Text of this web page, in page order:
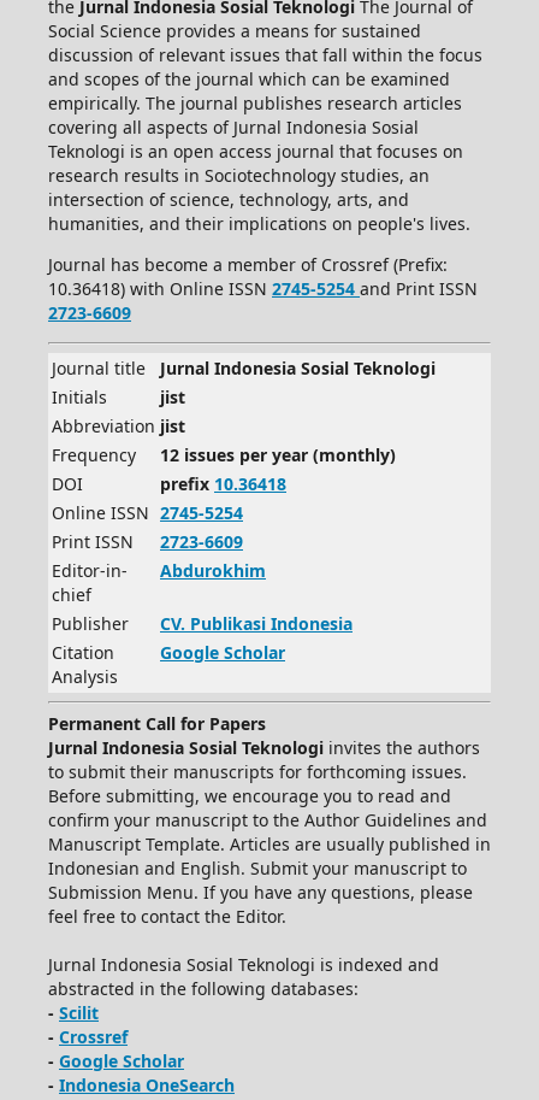
the Jurnal Indonesia Sosial Teknologi The Journal of
Social Science provides a means for sustained
discussion of relevant issues that fall within the focus
and scopes of the journal which can be examined
empirically. The journal publishes research articles
covering all aspects of Jurnal Indonesia Sosial
Teknologi is an open access journal that focuses on
research results in Sociotechnology studies, an
intersection of science, technology, arts, and
humanities, and their implications on people's lives.
Journal has become a member of Crossref (Prefix:
10.36418) with Online ISSN 2745-5254 and Print ISSN
2723-6609
Journal title
Jurnal Indonesia Sosial Teknologi
Initials
jist
Abbreviation jist
Frequency
12 issues per year (monthly)
DOI
prefix 10.36418
Online ISSN 2745-5254
Print ISSN
2723-6609
Editor-in-
chief
Abdurokhim
Publisher CV. Publikasi Indonesia
Citation
Analysis
Google Scholar
Permanent Call for Papers
Jurnal Indonesia Sosial Teknologi invites the authors
to submit their manuscripts for forthcoming issues.
Before submitting, we encourage you to read and
confirm your manuscript to the Author Guidelines and
Manuscript Template. Articles are usually published in
Indonesian and English. Submit your manuscript to
Submission Menu. If you have any questions, please
feel free to contact the Editor.
Jurnal Indonesia Sosial Teknologi is indexed and
abstracted in the following databases:
- Scilit
- Crossref
- Google Scholar
- Indonesia OneSearch